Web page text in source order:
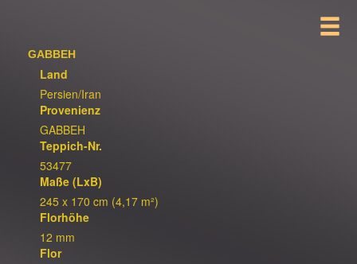
GABBEH
Land
Persien/Iran
Provenienz
GABBEH
Teppich-Nr.
53477
Maße (LxB)
245 x 170 cm (4,17 m²)
Florhöhe
12 mm
Flor